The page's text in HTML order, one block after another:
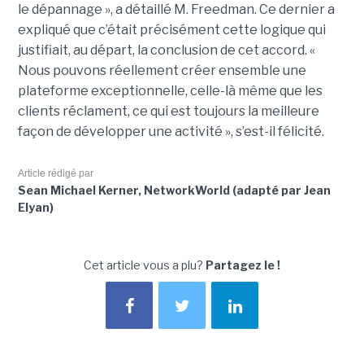
le dépannage », a détaillé M. Freedman. Ce dernier a
expliqué que c’était précisément cette logique qui
justifiait, au départ, la conclusion de cet accord. «
Nous pouvons réellement créer ensemble une
plateforme exceptionnelle, celle-là même que les
clients réclament, ce qui est toujours la meilleure
façon de développer une activité », s’est-il félicité.
Article rédigé par
Sean Michael Kerner, NetworkWorld (adapté par Jean
Elyan)
Cet article vous a plu? Partagez le !